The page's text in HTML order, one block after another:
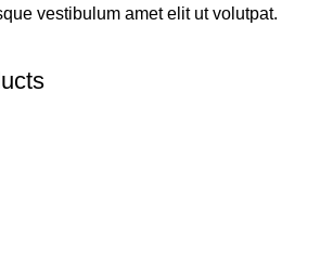
vestibulum amet elit ut volutpat.